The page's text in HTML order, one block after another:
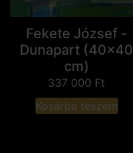
Fekete József -
Dunapart (40x40
cm)
337 000 Ft
Kosárba teszem